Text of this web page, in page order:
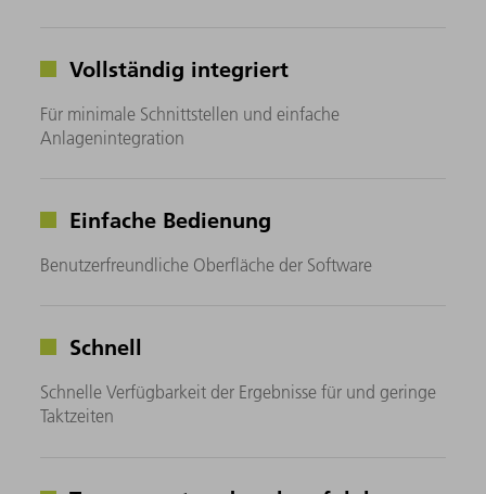
Vollständig integriert
Für minimale Schnittstellen und einfache
Anlagenintegration
Einfache Bedienung
Benutzerfreundliche Oberfläche der Software
Schnell
Schnelle Verfügbarkeit der Ergebnisse für und geringe
Taktzeiten